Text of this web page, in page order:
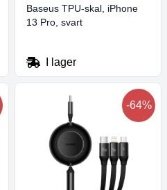
Baseus TPU-skal, iPhone
13 Pro, svart
I lager
-64%